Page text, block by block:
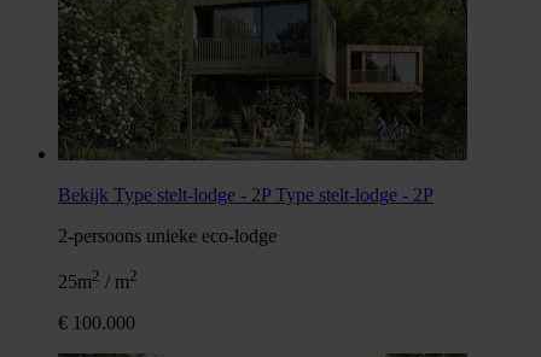
Bekijk Type stelt-lodge - 2P Type stelt-lodge - 2P
2-persoons unieke eco-lodge
25m2 / m2
€ 100.000